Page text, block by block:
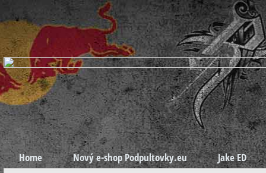
Home Nový e-shop Podpultovky.eu Jake ED